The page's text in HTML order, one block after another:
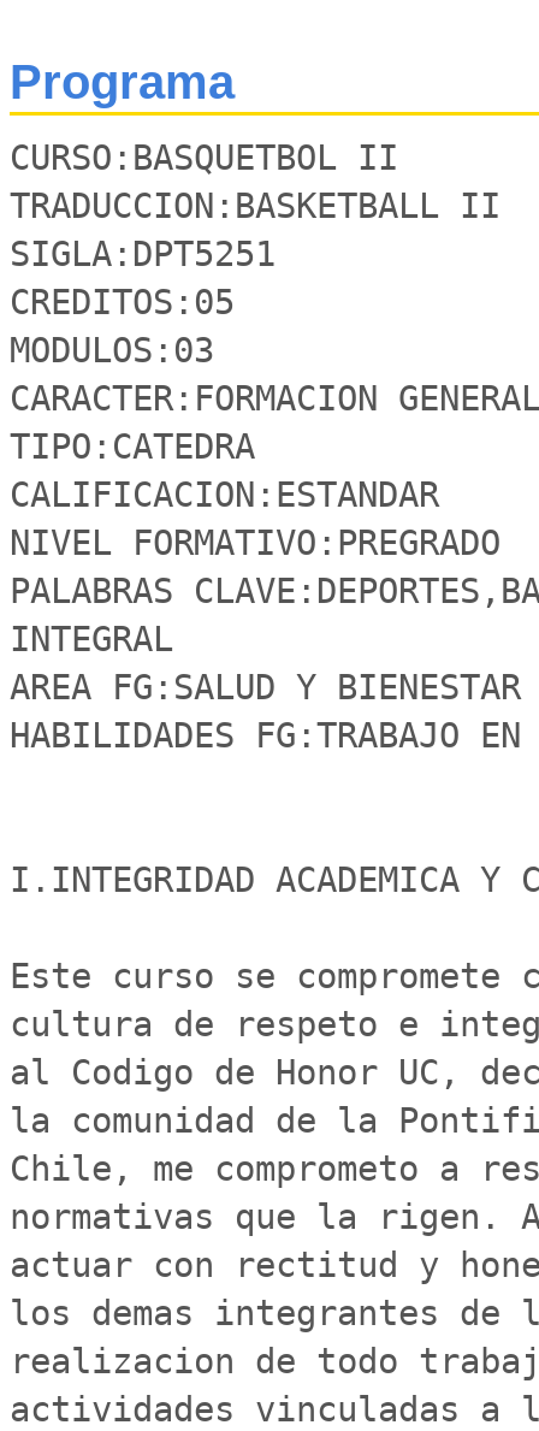
Programa
CURSO:BASQUETBOL II
TRADUCCION:BASKETBALL II
SIGLA:DPT5251
CREDITOS:05
MODULOS:03
CARACTER:FORMACION
TIPO:CATEDRA
CALIFICACION:ESTANDAR
NIVEL FORMATIVO:PREGRADO
PALABRAS
INTEGRAL
AREA FG:SALUD Y BIENESTAR
HABILIDADES FG:TRABAJO
I.INTEGRIDAD ACADEMICA Y
Este curso se
cultura de respeto e
al Codigo de Honor UC,
la comunidad de la
Chile, me comprometo a
normativas que la rigen.
actuar con rectitud y
los demas integrantes de
realizacion de todo
actividades vinculadas a